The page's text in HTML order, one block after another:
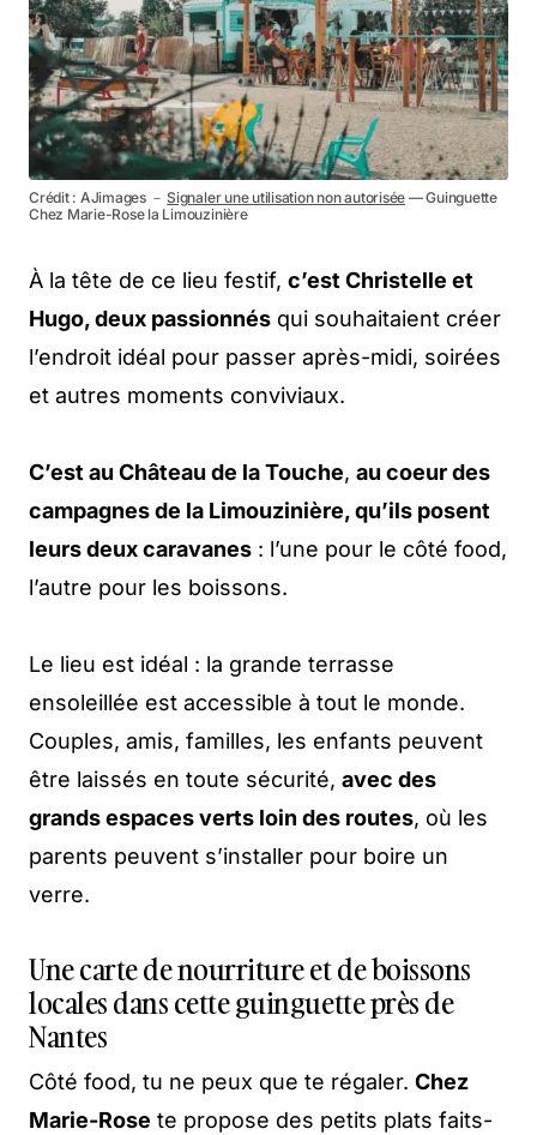
Crédit : AJimages －Signaler une utilisation non autorisée — Guinguette
Chez Marie-Rose la Limouzinière
À la tête de ce lieu festif, c’est Christelle et
Hugo, deux passionnés qui souhaitaient créer
l’endroit idéal pour passer après-midi, soirées
et autres moments conviviaux.
C’est au Château de la Touche, au coeur des
campagnes de la Limouzinière, qu’ils posent
leurs deux caravanes : l’une pour le côté food,
l’autre pour les boissons.
Le lieu est idéal : la grande terrasse
ensoleillée est accessible à tout le monde.
Couples, amis, familles, les enfants peuvent
être laissés en toute sécurité, avec des
grands espaces verts loin des routes, où les
parents peuvent s’installer pour boire un
verre.
Une carte de nourriture et de boissons
locales dans cette guinguette près de
Nantes
Côté food, tu ne peux que te régaler. Chez
Marie-Rose te propose des petits plats faits-